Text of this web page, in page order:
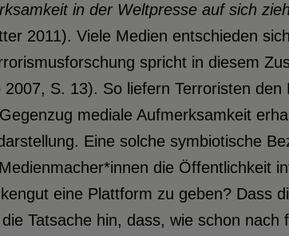
in der Weltpresse auf sich
2011). Viele Medien entschieden
spricht in diesem
2007, S. 13). So liefern Terroristen
mediale Aufmerksamkeit
Eine solche symbiotische
die Öffentlichkeit
eine Plattform zu geben? Dass
Tatsache hin, dass, wie schon